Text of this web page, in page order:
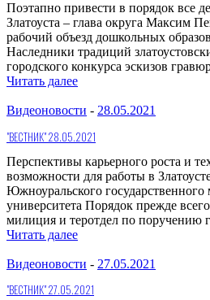
Поэтапно привести в порядок все
Златоуста – глава округа Максим
рабочий объезд дошкольных
Наследники традиций
городского конкурса эскизов
Читать далее
Видеоновости - 28.05.2021
"ВЕСТНИК" 28.05.2021
Перспективы карьерного роста и
возможности для работы в
Южноуральского государственного
университета Порядок прежде
милиция и теротдел по поручению
Читать далее
Видеоновости - 27.05.2021
"ВЕСТНИК" 27.05.2021